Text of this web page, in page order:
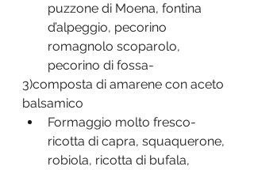
puzzone di Moena, fontina
d’alpeggio, pecorino
romagnolo scoparolo,
pecorino di fossa-
3)composta di amarene con aceto
balsamico
Formaggio molto fresco-
ricotta di capra, squaquerone,
robiola, ricotta di bufala,